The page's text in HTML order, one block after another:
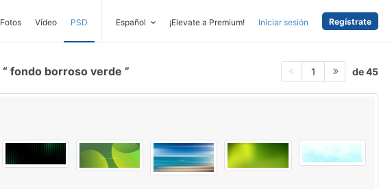
Fotos Vídeo PSD Español ¡Elevate a Premium! Iniciar sesión Regístrate
fondo borroso verde 1 de 45